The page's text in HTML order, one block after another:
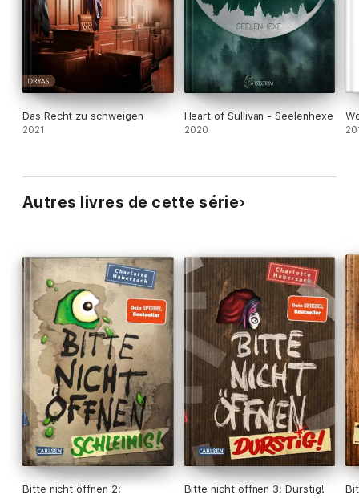
Das Recht zu schweigen
2021
Heart of Sullivan - Seelenhexe
2020
Autres livres de cette série
Bitte nicht öffnen 2:
Bitte nicht öffnen 3: Durstig!